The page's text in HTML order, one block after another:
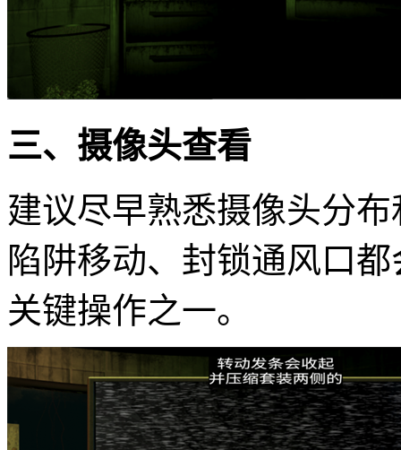
三、摄像头查看
建议尽早熟悉摄像头分
陷阱移动、封锁通风口
关键操作之一。